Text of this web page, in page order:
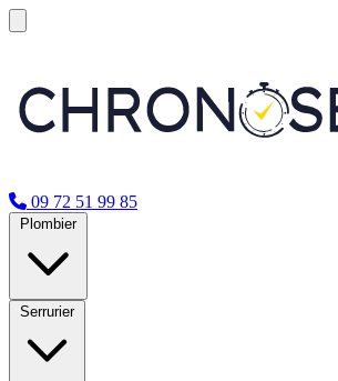
09 72 51 99 85
Plombier
Serrurier